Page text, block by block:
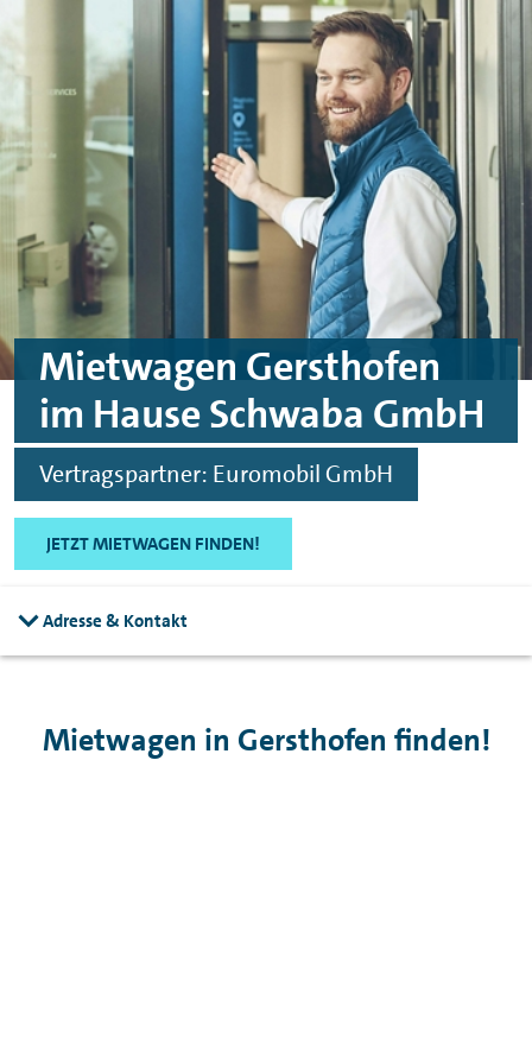
Skip to main content
Skip to footer
Mietwagen Gersthofen
im Hause Schwaba GmbH
Vertragspartner: Euromobil GmbH
JETZT MIETWAGEN FINDEN!
Adresse & Kontakt
Mietwagen in Gersthofen finden!